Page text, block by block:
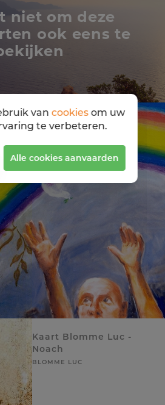
niet om deze
ook eens te
50%
Kaart Blomme Luc -
Noach
BLOMME LUC
van cookiesom uw
te verbeteren.
Alle cookies aanvaarden